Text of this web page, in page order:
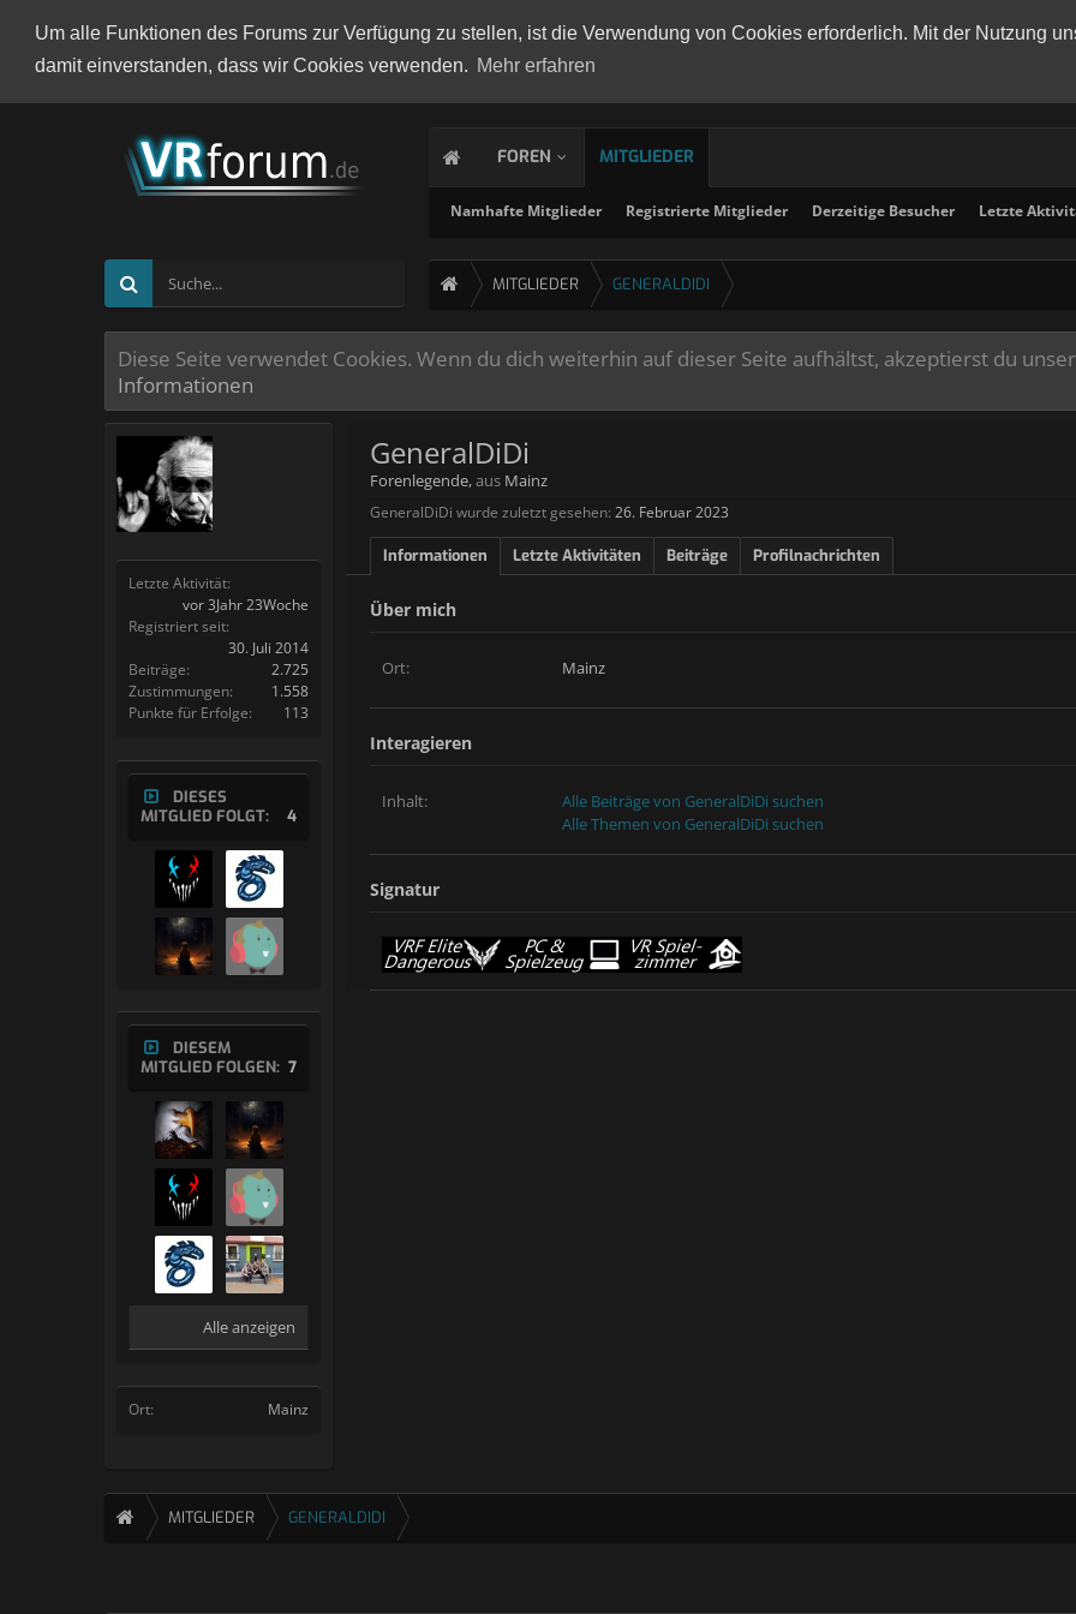
Um alle Funktionen des Forums zur Verfügung zu stellen, ist die Verwendung von Cookies erforderlich. Mit der Nutzung
damit einverstanden, dass wir Cookies verwenden. Mehr erfahren
FOREN MITGLIEDER
Namhafte Mitglieder Registrierte Mitglieder Derzeitige Besucher Letzte
MITGLIEDER GENERALDIDI
Diese Seite verwendet Cookies. Wenn du dich weiterhin auf dieser Seite aufhältst, akzeptierst du
Informationen
Letzte Aktivität:
vor 3Jahr 23Woche
Registriert seit:
30. Juli 2014
Beiträge:
2.725
Zustimmungen:
1.558
Punkte für Erfolge:
113
DIESES
MITGLIED FOLGT:
4
DIESEM
MITGLIED FOLGEN: 7
Alle anzeigen
Ort: Mainz
GeneralDiDi
Forenlegende,aus Mainz
GeneralDiDi wurde zuletzt gesehen: 26. Februar 2023
Informationen Letzte Aktivitäten Beiträge Profilnachrichten
Über mich
Ort: Mainz
Interagieren
Inhalt:
Alle Beiträge von GeneralDiDi suchen
Alle Themen von GeneralDiDi suchen
Signatur
MITGLIEDER GENERALDIDI